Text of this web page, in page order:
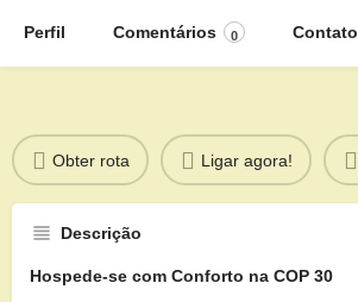
Perfil Comentários 0 Contato
Obter rota Ligar agora!
Descrição
Hospede-se com Conforto na COP 30